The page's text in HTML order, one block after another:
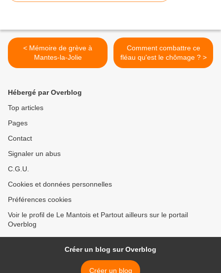
< Mémoire de grève à
Mantes-la-Jolie
Comment combattre ce
fléau qu'est le chômage ? >
Hébergé par Overblog
Top articles
Pages
Contact
Signaler un abus
C.G.U.
Cookies et données personnelles
Préférences cookies
Voir le profil de Le Mantois et Partout ailleurs sur le portail
Overblog
Créer un blog sur Overblog
Créer un blog